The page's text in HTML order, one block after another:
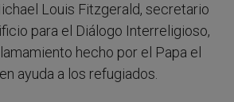
Louis Fitzgerald, secretario
para el Diálogo Interreligioso,
hecho por el Papa el
ayuda a los refugiados.